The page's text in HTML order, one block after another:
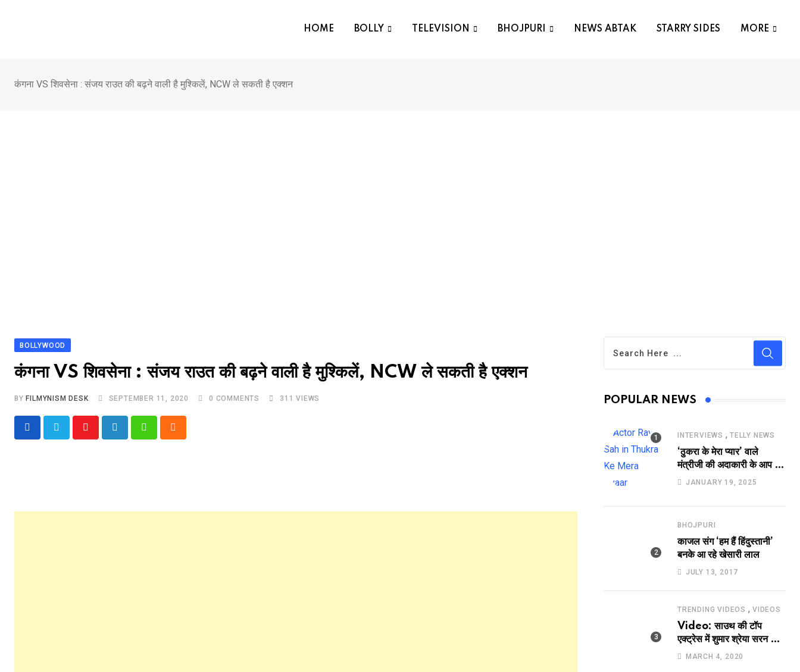
HOME BOLLY TELEVISION BHOJPURI NEWS ABTAK STARRY SIDES MORE
कंगना VS शिवसेना : संजय राउत की बढ़ने वाली है मुश्किलें, NCW ले सकती है एक्शन
BOLLYWOOD
कंगना VS शिवसेना : संजय राउत की बढ़ने वाली है मुश्किलें, NCW ले सकती है एक्शन
BY FILMYNISM DESK SEPTEMBER 11, 2020 0 COMMENTS 311 VIEWS
Youtube LinkedIn WhatsappCloud
POPULAR NEWS
INTERVIEWS , TELLY NEWS
‘ठुकरा के मेरा प्यार’ वाले
मंत्रीजी की अदाकारी के आप भी
हो जाएंगे फैन, यकीं न हो तो
भूमिका
JANUARY 19, 2025
BHOJPURI
काजल संग ‘हम हैं हिंदुस्तानी’
बनके आ रहे खेसारी लाल
JULY 13, 2017
TRENDING VIDEOS , VIDEOS
Video: साउथ की टॉप
एक्ट्रेस में शुमार श्रेया सरन का
सेक्सी लिपलॉक
MARCH 4, 2020